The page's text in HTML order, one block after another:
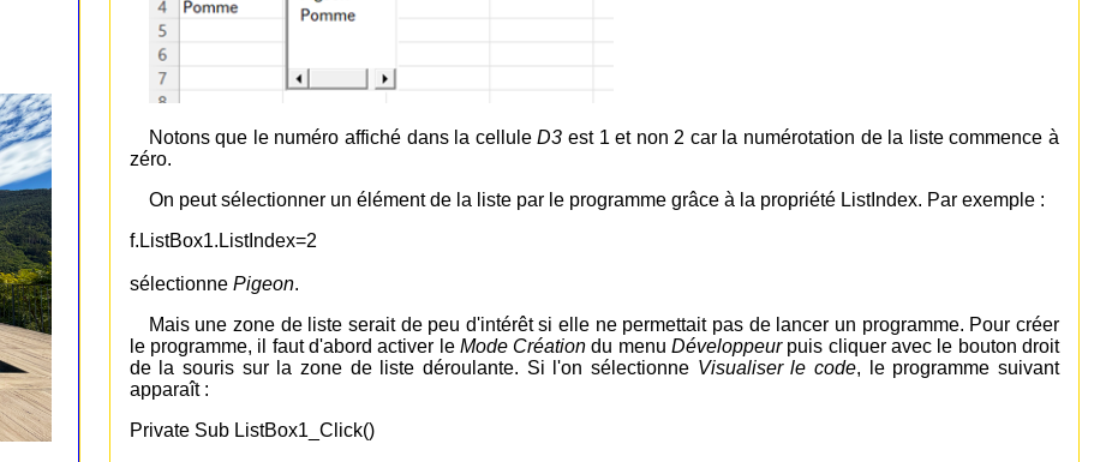
Notons que le numéro affiché dans la celluleD3 est 1 et non 2 car la numérotation de la liste commence à
zéro.
On peut sélectionner un élément de la liste par le programme grâce à la propriété ListIndex. Par exemple :
f.ListBox1.ListIndex=2
sélectionne Pigeon.
Mais une zone de liste serait de peu d'intérêt si elle ne permettait pas de lancer un programme. Pour créer
le programme, il faut d'abord activer le Mode Création du menuDéveloppeurpuis cliquer avec le bouton droit
de la souris sur la zone de liste déroulante. Si l'on sélectionne Visualiser le code, le programme suivant
apparaît :
Private Sub ListBox1_Click()